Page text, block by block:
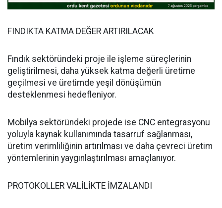
FINDIKTA KATMA DEĞER ARTIRILACAK
Fındık sektöründeki proje ile işleme süreçlerinin
geliştirilmesi, daha yüksek katma değerli üretime
geçilmesi ve üretimde yeşil dönüşümün
desteklenmesi hedefleniyor.
Mobilya sektöründeki projede ise CNC entegrasyonu
yoluyla kaynak kullanımında tasarruf sağlanması,
üretim verimliliğinin artırılması ve daha çevreci üretim
yöntemlerinin yaygınlaştırılması amaçlanıyor.
PROTOKOLLER VALİLİKTE İMZALANDI